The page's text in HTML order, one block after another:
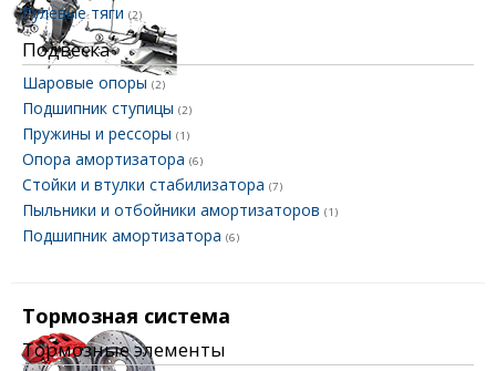
Рулевые тяги (2)
Подвеска
Шаровые опоры (2)
Подшипник ступицы (2)
Пружины и рессоры (1)
Опора амортизатора (6)
Стойки и втулки стабилизатора (7)
Пыльники и отбойники амортизаторов (1)
Подшипник амортизатора (6)
Тормозная система
Тормозные элементы